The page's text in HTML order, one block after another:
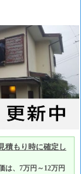
積もり時に確定し
は、7万円～12万円